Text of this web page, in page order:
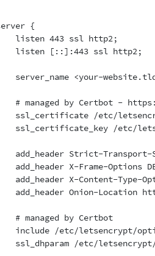
{
listen 443 ssl http2;
listen [::]:443 ssl http2;
server_name <your-
# managed by Certbot -
ssl_certificate /etc/
ssl_certificate_key /etc/
add_header Strict-
add_header X-Frame-Options
add_header X-Content-Type-
add_header Onion-Location
# managed by Certbot
include /etc/letsencrypt/
ssl_dhparam /etc/